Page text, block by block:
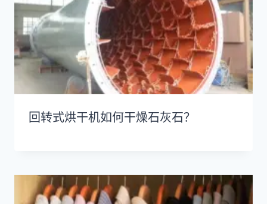
回转式烘干机如何干燥石灰石？